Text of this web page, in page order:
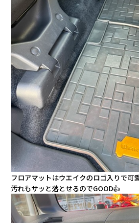
フロアマットはウエイクのロゴ入りで可
汚れもサッと落とせるのでGOOD👍